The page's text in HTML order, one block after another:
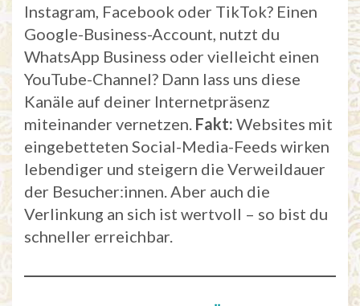
Instagram, Facebook oder TikTok? Einen
Google-Business-Account, nutzt du
WhatsApp Business oder vielleicht einen
YouTube-Channel? Dann lass uns diese
Kanäle auf deiner Internetpräsenz
miteinander vernetzen. Fakt: Websites mit
eingebetteten Social-Media-Feeds wirken
lebendiger und steigern die Verweildauer
der Besucher:innen. Aber auch die
Verlinkung an sich ist wertvoll – so bist du
schneller erreichbar.